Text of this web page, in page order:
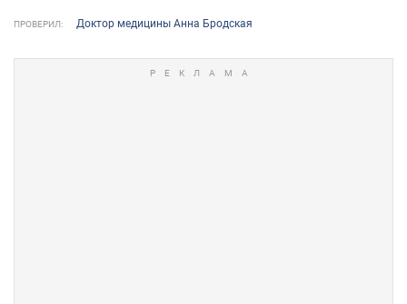
ПРОВЕРИЛ: Доктор медицины Анна Бродская